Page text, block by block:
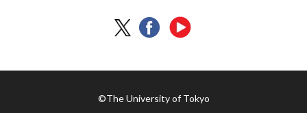
©The University of Tokyo